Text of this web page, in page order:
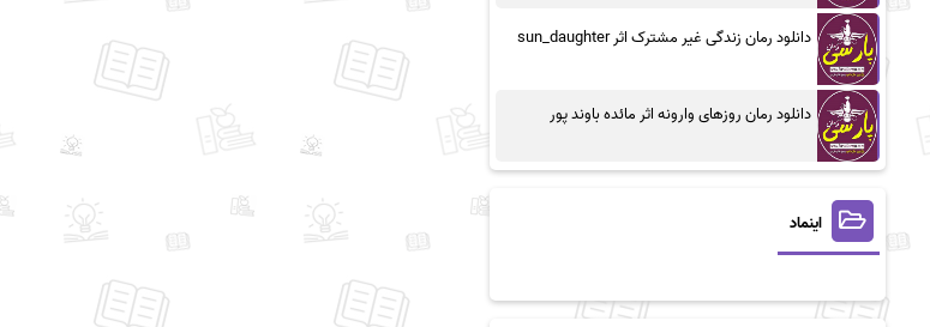
دانلود رمان زندگی غیر مشترک اثر sun_daughter
دانلود رمان روزهای وارونه اثر مائده باوند پور
اینماد